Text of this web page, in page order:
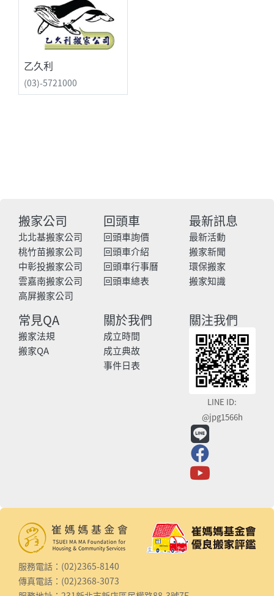
乙久利
(03)-5721000
搬家公司
北北基搬家公司
桃竹苗搬家公司
中彰投搬家公司
雲嘉南搬家公司
高屏搬家公司
回頭車
回頭車詢價
回頭車介紹
回頭車行事曆
回頭車總表
最新訊息
最新活動
搬家新聞
環保搬家
搬家知識
常見QA
搬家法規
搬家QA
關於我們
成立時間
成立典故
事件日表
關注我們
LINE ID:
@jpg1566h
服務電話：(02)2365-8140
傳真電話：(02)2368-3073